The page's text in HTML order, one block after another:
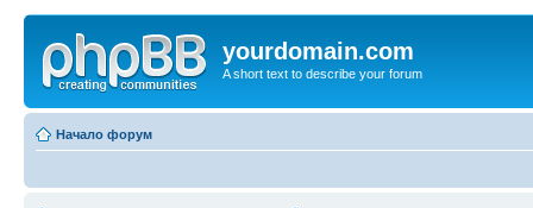
yourdomain.com
A short text to describe your forum
Начало форум